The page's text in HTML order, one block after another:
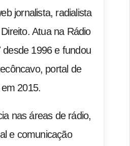
jornalista, radialista
Atua na Rádio
desde 1996 e fundou
portal de
2015.
nas áreas de rádio,
e comunicação